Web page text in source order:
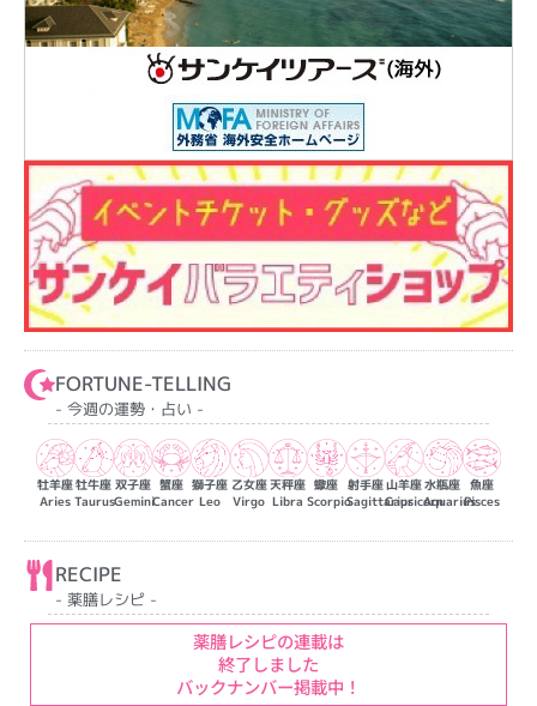
FORTUNE-TELLING
- 今週の運勢・占い -
牡羊座
Aries
牡牛座
Taurus
双子座
Gemini
蟹座
Cancer
獅子座
Leo
乙女座
Virgo
天秤座
Libra
蠍座
Scorpio
射手座
Sagittarius
山羊座
Capricorn
水瓶座
Aquarius
魚座
Pisces
RECIPE
- 薬膳レシピ -
薬膳レシピの連載は
終了しました
バックナンバー掲載中！